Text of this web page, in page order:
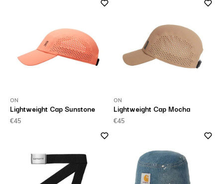
ON
Lightweight Cap Sunstone
€45
ON
Lightweight Cap Mocha
€45